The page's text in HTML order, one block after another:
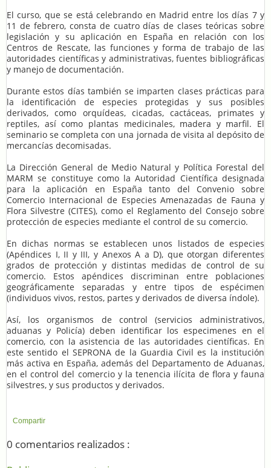
El curso, que se está celebrando en Madrid entre los días 7 y
11 de febrero, consta de cuatro días de clases teóricas sobre
legislación y su aplicación en España en relación con los
Centros de Rescate, las funciones y forma de trabajo de las
autoridades científicas y administrativas, fuentes bibliográficas
y manejo de documentación.
Durante estos días también se imparten clases prácticas para
la identificación de especies protegidas y sus posibles
derivados, como orquídeas, cicadas, cactáceas, primates y
reptiles, así como plantas medicinales, madera y marfil. El
seminario se completa con una jornada de visita al depósito de
mercancías decomisadas.
La Dirección General de Medio Natural y Política Forestal del
MARM se constituye como la Autoridad Científica designada
para la aplicación en España tanto del Convenio sobre
Comercio Internacional de Especies Amenazadas de Fauna y
Flora Silvestre (CITES), como el Reglamento del Consejo sobre
protección de especies mediante el control de su comercio.
En dichas normas se establecen unos listados de especies
(Apéndices I, II y III, y Anexos A a D), que otorgan diferentes
grados de protección y distintas medidas de control de su
comercio. Estos apéndices discriminan entre poblaciones
geográficamente separadas y entre tipos de espécimen
(individuos vivos, restos, partes y derivados de diversa índole).
Así, los organismos de control (servicios administrativos,
aduanas y Policía) deben identificar los especimenes en el
comercio, con la asistencia de las autoridades científicas. En
este sentido el SEPRONA de la Guardia Civil es la institución
más activa en España, además del Departamento de Aduanas,
en el control del comercio y la tenencia ilícita de flora y fauna
silvestres, y sus productos y derivados.
Compartir
0 comentarios realizados :